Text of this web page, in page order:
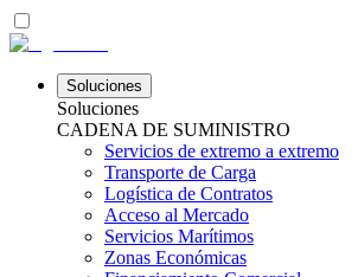
Soluciones
Soluciones
CADENA DE SUMINISTRO
Servicios de extremo a extremo
Transporte de Carga
Logística de Contratos
Acceso al Mercado
Servicios Marítimos
Zonas Económicas